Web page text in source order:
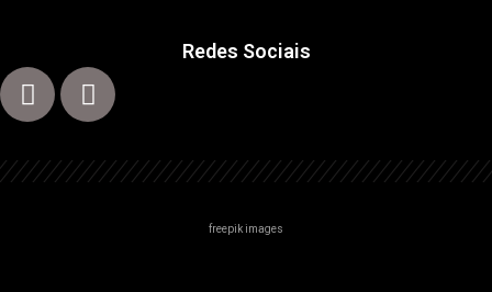
Redes Sociais
freepik images